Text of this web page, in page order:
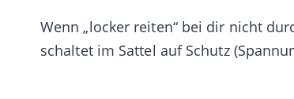
Wenn „locker reiten“ bei dir nicht
schaltet im Sattel auf Schutz